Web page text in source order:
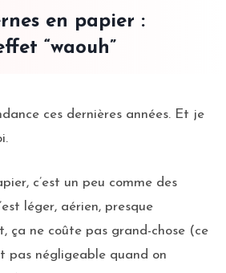
en papier :
“waouh”
ces dernières années. Et je
c’est un peu comme des
léger, aérien, presque
ça ne coûte pas grand-chose (ce
pas négligeable quand on